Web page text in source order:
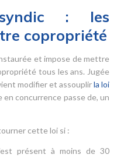
: les
copropriété
et impose de mettre
tous les ans. Jugée
modifier et assouplirla loi
en concurrence passe de, un
cette loi si :
présent à moins de 30